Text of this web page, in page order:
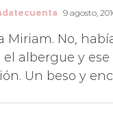
9 agosto,
Miriam. No,
el albergue y
Un beso y